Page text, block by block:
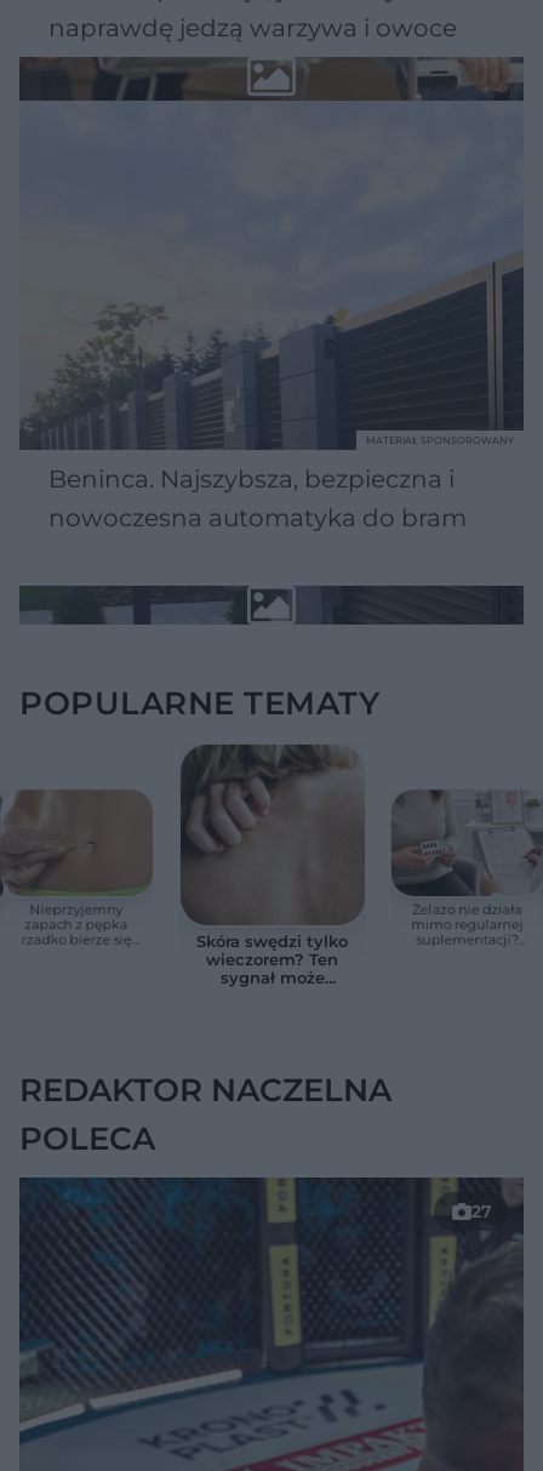
naprawdę jedzą warzywa i owoce
Beninca. Najszybsza, bezpieczna i
nowoczesna automatyka do bram
MATERIAŁ SPONSOROWANY
POPULARNE TEMATY
Nieprzyjemny
zapach z pępka
rzadko bierze się
Skóra swędzi tylko
wieczorem? Ten
sygnał może
Żelazo nie działa
mimo regularnej
suplementacji?
REDAKTOR NACZELNA
POLECA
27